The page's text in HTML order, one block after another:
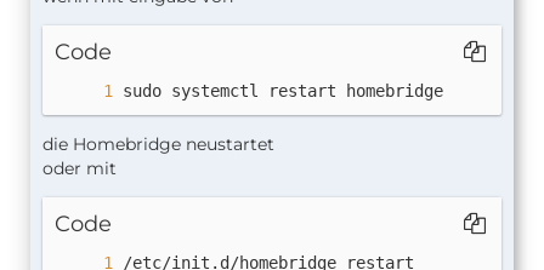
Code
sudo systemctl restart homebridge
die Homebridge neustartet
oder mit
Code
/etc/init.d/homebridge restart